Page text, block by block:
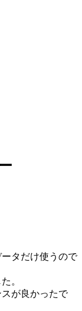
タだけ使うので
。
が良かったで